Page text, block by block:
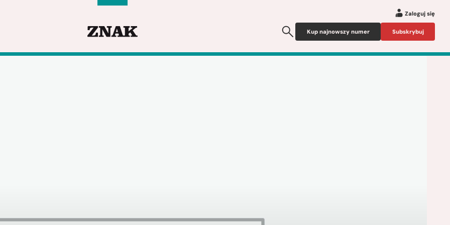
Zaloguj się
Kup najnowszy numer Subskrybuj